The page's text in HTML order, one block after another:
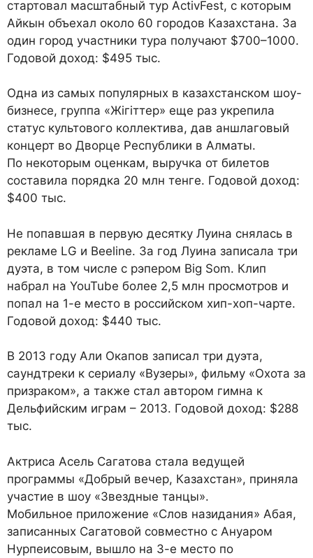
стартовал масштабный тур ActivFest, с которым
Айкын объехал около 60 городов Казахстана. За
один город участники тура получают $700–1000.
Годовой доход: $495 тыс.
Одна из самых популярных в казахстанском шоу-
бизнесе, группа «Жігіттер» еще раз укрепила
статус культового коллектива, дав аншлаговый
концерт во Дворце Республики в Алматы.
По некоторым оценкам, выручка от билетов
составила порядка 20 млн тенге. Годовой доход:
$400 тыс.
Не попавшая в первую десятку Луина снялась в
рекламе LG и Beeline. За год Луина записала три
дуэта, в том числе с рэпером Big Som. Клип
набрал на YouTube более 2,5 млн просмотров и
попал на 1-е место в российском хип-хоп-чарте.
Годовой доход: $440 тыс.
В 2013 году Али Окапов записал три дуэта,
саундтреки к сериалу «Вузеры», фильму «Охота за
призраком», а также стал автором гимна к
Дельфийским играм – 2013. Годовой доход: $288
тыс.
Актриса Асель Сагатова стала ведущей
программы «Добрый вечер, Казахстан», приняла
участие в шоу «Звездные танцы».
Мобильное приложение «Слов назидания» Абая,
записанных Сагатовой совместно с Ануаром
Нурпеисовым, вышло на 3-е место по